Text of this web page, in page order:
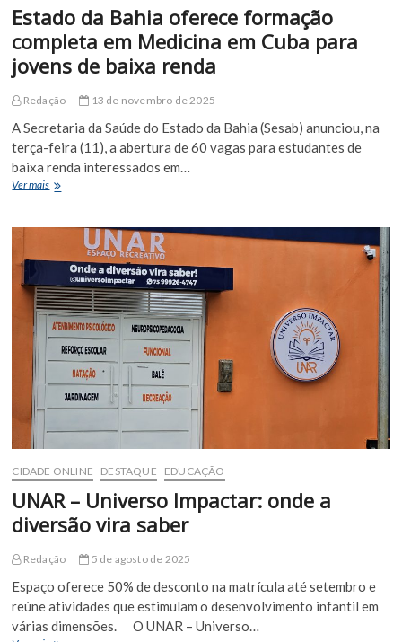
Estado da Bahia oferece formação
completa em Medicina em Cuba para
jovens de baixa renda
Redação 13 de novembro de 2025
A Secretaria da Saúde do Estado da Bahia (Sesab) anunciou, na
terça-feira (11), a abertura de 60 vagas para estudantes de
baixa renda interessados em…
Ver maisEstado
oferece
formação
completa
Medicina
em
Cuba
para
jovens
baixa
renda
CIDADE ONLINE DESTAQUE EDUCAÇÃO
UNAR – Universo Impactar: onde a
diversão vira saber
Redação 5 de agosto de 2025
Espaço oferece 50% de desconto na matrícula até setembro e
reúne atividades que estimulam o desenvolvimento infantil em
várias dimensões. O UNAR – Universo…